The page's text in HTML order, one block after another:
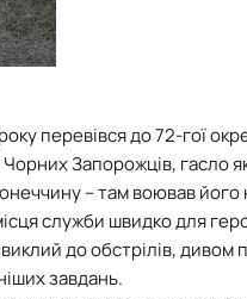
перевівся до 72-гої
Запорожців, гасло
– там воював його
служби швидко для
до обстрілів, дивом
завдань.